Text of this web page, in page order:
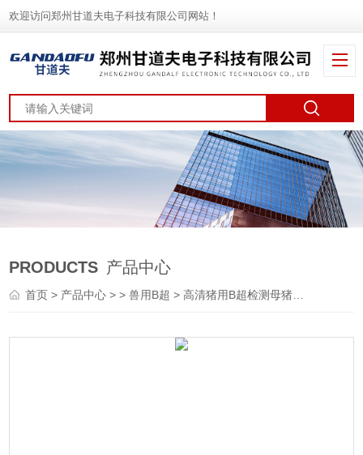
欢迎访问郑州甘道夫电子科技有限公司网站！
PRODUCTS 产品中心
首页> 产品中心 > >兽用B超 > 高清猪用B超检测母猪怀孕空怀死胎方法